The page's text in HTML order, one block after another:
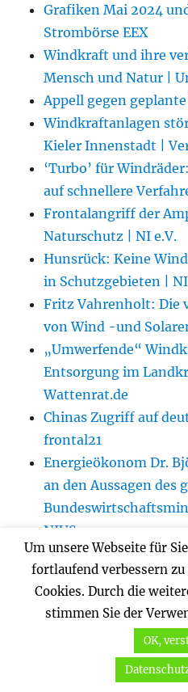
Grafiken Mai 2024
Strombörse EEX
Windkraft und ihre
Mensch und Natur |
Appell gegen
Windkraftanlagen
Kieler Innenstadt |
‘Turbo’ für
auf schnellere
Frontalangriff der
Naturschutz | NI e.V.
Hunsrück: Keine
in Schutzgebieten | NI
Fritz Vahrenholt: Die
von Wind -und
„Umwerfende“
Entsorgung im
Wattenrat.de
Chinas Zugriff auf
frontal21
Energieökonom Dr.
an den Aussagen des
NIUS
Solarpark wird nicht
Baupläne vorläufig –
agrarheute
Zeitenwende im
Gesetzesänderung
Evidenzen beim
Um unsere Webseite für
fortlaufend verbessern
Cookies. Durch die
stimmen Sie der
OK,